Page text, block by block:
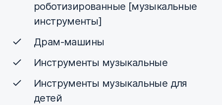
роботизированные [музыкальные
инструменты]
Драм-машины
Инструменты музыкальные
Инструменты музыкальные для
детей